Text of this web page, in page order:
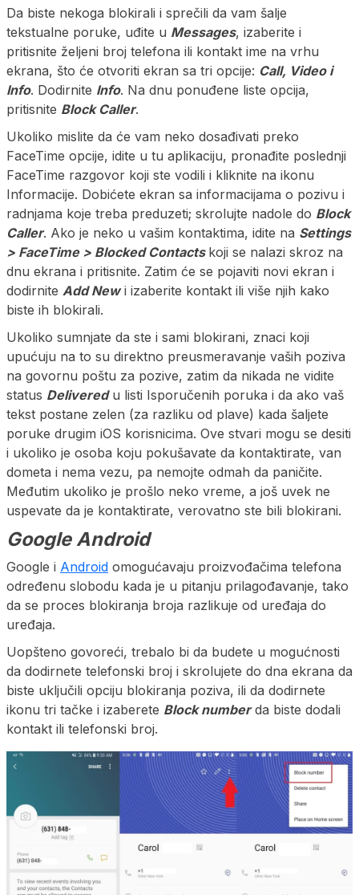
Da biste nekoga blokirali i sprečili da vam šalje
tekstualne poruke, uđite u Messages, izaberite i
pritisnite željeni broj telefona ili kontakt ime na vrhu
ekrana, što će otvoriti ekran sa tri opcije: Call, Video i
Info. Dodirnite Info. Na dnu ponuđene liste opcija,
pritisnite Block Caller.
Ukoliko mislite da će vam neko dosađivati preko
FaceTime opcije, idite u tu aplikaciju, pronađite poslednji
FaceTime razgovor koji ste vodili i kliknite na ikonu
Informacije. Dobićete ekran sa informacijama o pozivu i
radnjama koje treba preduzeti; skrolujte nadole do Block
Caller. Ako je neko u vašim kontaktima, idite na Settings
> FaceTime > Blocked Contacts koji se nalazi skroz na
dnu ekrana i pritisnite. Zatim će se pojaviti novi ekran i
dodirnite Add Newi izaberite kontakt ili više njih kako
biste ih blokirali.
Ukoliko sumnjate da ste i sami blokirani, znaci koji
upućuju na to su direktno preusmeravanje vaših poziva
na govornu poštu za pozive, zatim da nikada ne vidite
status Deliveredu listi Isporučenih poruka i da ako vaš
tekst postane zelen (za razliku od plave) kada šaljete
poruke drugim iOS korisnicima. Ove stvari mogu se desiti
i ukoliko je osoba koju pokušavate da kontaktirate, van
dometa i nema vezu, pa nemojte odmah da paničite.
Međutim ukoliko je prošlo neko vreme, a još uvek ne
uspevate da je kontaktirate, verovatno ste bili blokirani.
Google Android
Google i Android omogućavaju proizvođačima telefona
određenu slobodu kada je u pitanju prilagođavanje, tako
da se proces blokiranja broja razlikuje od uređaja do
uređaja.
Uopšteno govoreći, trebalo bi da budete u mogućnosti
da dodirnete telefonski broj i skrolujete do dna ekrana da
biste uključili opciju blokiranja poziva, ili da dodirnete
ikonu tri tačke i izaberete Block numberda biste dodali
kontakt ili telefonski broj.